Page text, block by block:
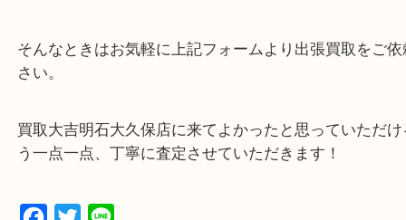
・店舗販売していないのでいつでも安定した高相場
可能！
・どんな査定のご依頼もお気軽に
遺品整理・生前整理・断捨離・引っ越し